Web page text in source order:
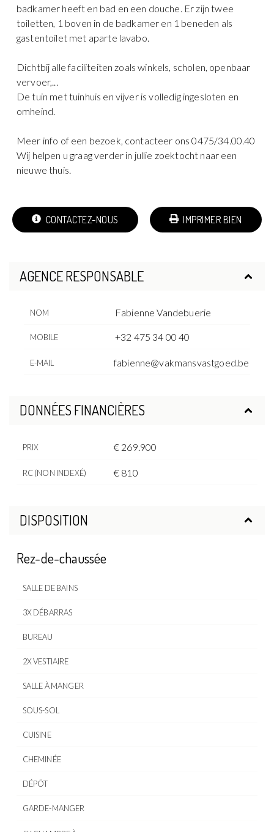
badkamer heeft en bad en een douche. Er zijn twee
toiletten, 1 boven in de badkamer en 1 beneden als
gastentoilet met aparte lavabo.
Dichtbij alle faciliteiten zoals winkels, scholen, openbaar
vervoer,...
De tuin met tuinhuis en vijver is volledig ingesloten en
omheind.
Meer info of een bezoek, contacteer ons 0475/34.00.40
Wij helpen u graag verder in jullie zoektocht naar een
nieuwe thuis.
CONTACTEZ-NOUS IMPRIMER BIEN
AGENCE RESPONSABLE
NOM Fabienne Vandebuerie
MOBILE +32 475 34 00 40
E-MAIL fabienne@vakmansvastgoed.be
DONNÉES FINANCIÈRES
PRIX € 269.900
RC (NON INDEXÉ) € 810
DISPOSITION
Rez-de-chaussée
SALLE DE BAINS
3X DÉBARRAS
BUREAU
2X VESTIAIRE
SALLE À MANGER
SOUS-SOL
CUISINE
CHEMINÉE
DÉPÔT
GARDE-MANGER